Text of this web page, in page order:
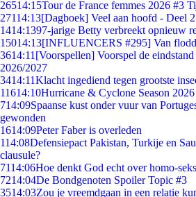
26514:15Tour de France femmes 2026 #3
27114:13[Dagboek] Veel aan hoofd - Deel
1414:1397-jarige Betty verbreekt opnieuw
15014:13[INFLUENCERS #295] Van
3614:11 [Voorspellen] Voorspel de
2026/2027
3414:11Klacht ingediend tegen grootste
11614:10Hurricane & Cyclone Season 2026
714:09Spaanse kust onder vuur van
gewonden
1614:09Peter Faber is overleden
114:08Defensiepact Pakistan, Turkije en
clausule?
7114:06Hoe denkt God echt over homo-
7214:04De Bondgenoten Spoiler Topic #3
3514:03Zou je vreemdgaan in een relatie